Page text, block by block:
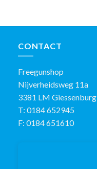
CONTACT
Freegunshop
Nijverheidsweg 11a
3381 LM Giessenburg
T: 0184 652945
F: 0184 651610